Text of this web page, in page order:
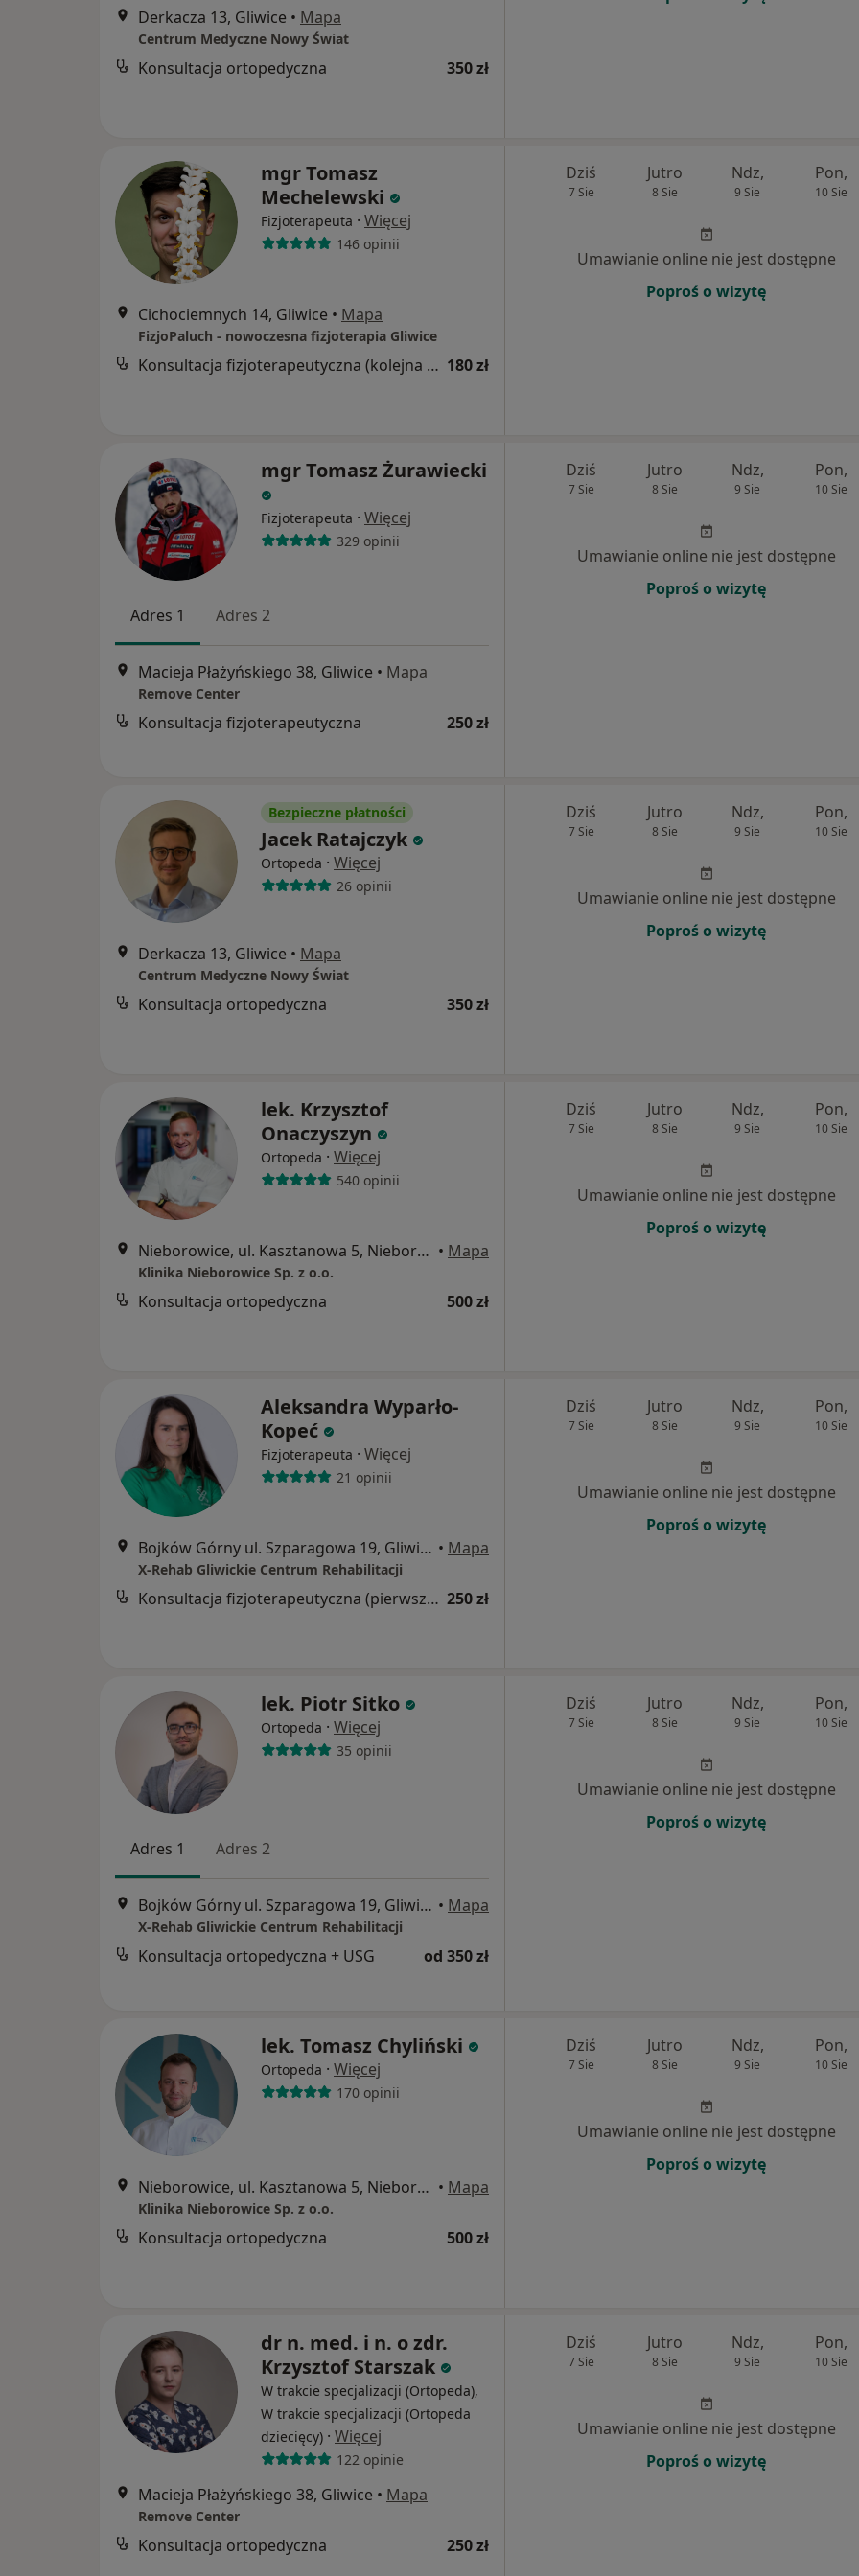
Derkacza 13, Gliwice • Mapa
Centrum Medyczne Nowy Świat
Konsultacja ortopedyczna 350 zł
mgr Tomasz
Mechelewski
Fizjoterapeuta · Więcej
146 opinii
Cichociemnych 14, Gliwice • Mapa
FizjoPaluch - nowoczesna fizjoterapia Gliwice
Konsultacja fizjoterapeutyczna (kolejna wizyta) 180 zł
Dziś
7 Sie
Jutro
8 Sie
Ndz,
9 Sie
Pon,
10 Sie
Umawianie online nie jest dostępne
Poproś o wizytę
mgr Tomasz Żurawiecki
Fizjoterapeuta · Więcej
329 opinii
Adres 1 Adres 2
Macieja Płażyńskiego 38, Gliwice • Mapa
Remove Center
Konsultacja fizjoterapeutyczna 250 zł
Dziś
7 Sie
Jutro
8 Sie
Ndz,
9 Sie
Pon,
10 Sie
Umawianie online nie jest dostępne
Poproś o wizytę
Bezpieczne płatności
Jacek Ratajczyk
Ortopeda · Więcej
26 opinii
Derkacza 13, Gliwice • Mapa
Centrum Medyczne Nowy Świat
Konsultacja ortopedyczna 350 zł
Dziś
7 Sie
Jutro
8 Sie
Ndz,
9 Sie
Pon,
10 Sie
Umawianie online nie jest dostępne
Poproś o wizytę
lek. Krzysztof
Onaczyszyn
Ortopeda · Więcej
540 opinii
Nieborowice, ul. Kasztanowa 5, Nieborowice • Mapa
Klinika Nieborowice Sp. z o.o.
Konsultacja ortopedyczna 500 zł
Dziś
7 Sie
Jutro
8 Sie
Ndz,
9 Sie
Pon,
10 Sie
Umawianie online nie jest dostępne
Poproś o wizytę
Aleksandra Wyparło-
Kopeć
Fizjoterapeuta · Więcej
21 opinii
Bojków Górny ul. Szparagowa 19, Gliwice • Mapa
X-Rehab Gliwickie Centrum Rehabilitacji
Konsultacja fizjoterapeutyczna (pierwsza wizyta) 250 zł
Dziś
7 Sie
Jutro
8 Sie
Ndz,
9 Sie
Pon,
10 Sie
Umawianie online nie jest dostępne
Poproś o wizytę
lek. Piotr Sitko
Ortopeda · Więcej
35 opinii
Adres 1 Adres 2
Bojków Górny ul. Szparagowa 19, Gliwice • Mapa
X-Rehab Gliwickie Centrum Rehabilitacji
Konsultacja ortopedyczna + USG od 350 zł
Dziś
7 Sie
Jutro
8 Sie
Ndz,
9 Sie
Pon,
10 Sie
Umawianie online nie jest dostępne
Poproś o wizytę
lek. Tomasz Chyliński
Ortopeda · Więcej
170 opinii
Nieborowice, ul. Kasztanowa 5, Nieborowice • Mapa
Klinika Nieborowice Sp. z o.o.
Konsultacja ortopedyczna 500 zł
Dziś
7 Sie
Jutro
8 Sie
Ndz,
9 Sie
Pon,
10 Sie
Umawianie online nie jest dostępne
Poproś o wizytę
dr n. med. i n. o zdr.
Krzysztof Starszak
W trakcie specjalizacji (Ortopeda),
W trakcie specjalizacji (Ortopeda
dziecięcy) · Więcej
122 opinie
Macieja Płażyńskiego 38, Gliwice • Mapa
Remove Center
Konsultacja ortopedyczna 250 zł
Dziś
7 Sie
Jutro
8 Sie
Ndz,
9 Sie
Pon,
10 Sie
Umawianie online nie jest dostępne
Poproś o wizytę